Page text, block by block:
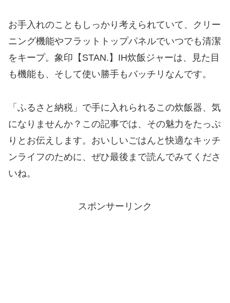
お手入れのこともしっかり考えられていて、クリー
ニング機能やフラットトップパネルでいつでも清潔
をキープ。象印【STAN.】IH炊飯ジャーは、見た目
も機能も、そして使い勝手もバッチリなんです。
「ふるさと納税」で手に入れられるこの炊飯器、気
になりませんか？この記事では、その魅力をたっぷ
りとお伝えします。おいしいごはんと快適なキッチ
ンライフのために、ぜひ最後まで読んでみてくださ
いね。
スポンサーリンク